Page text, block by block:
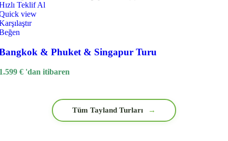
Teklif Al
view
& Phuket & Singapur Turu
€ 'dan itibaren
Tüm Tayland Turları →